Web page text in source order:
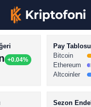
+0.04%
Pay Tablosu
Bitcoin
Ethereum
Altcoinler
Sezon